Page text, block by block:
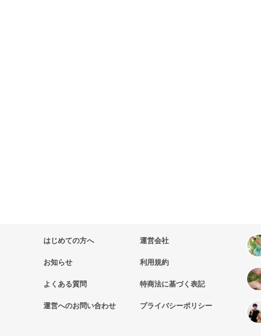
はじめての方へ
お知らせ
よくある質問
運営へのお問い合わせ
運営会社
利用規約
特商法に基づく表記
プライバシーポリシー